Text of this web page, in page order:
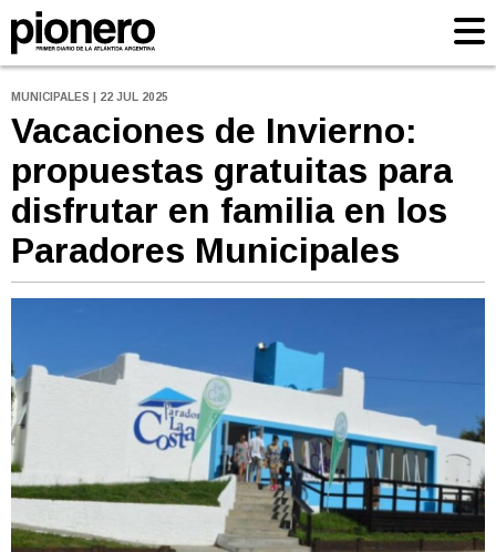
MUNICIPALES | 22 JUL 2025
Vacaciones de Invierno:
propuestas gratuitas para
disfrutar en familia en los
Paradores Municipales